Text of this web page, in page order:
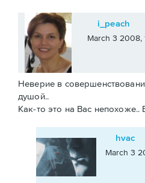
i_peach
March 3 2008,
Неверие в
душой..
Как-то это на Вас
hvac
March 3